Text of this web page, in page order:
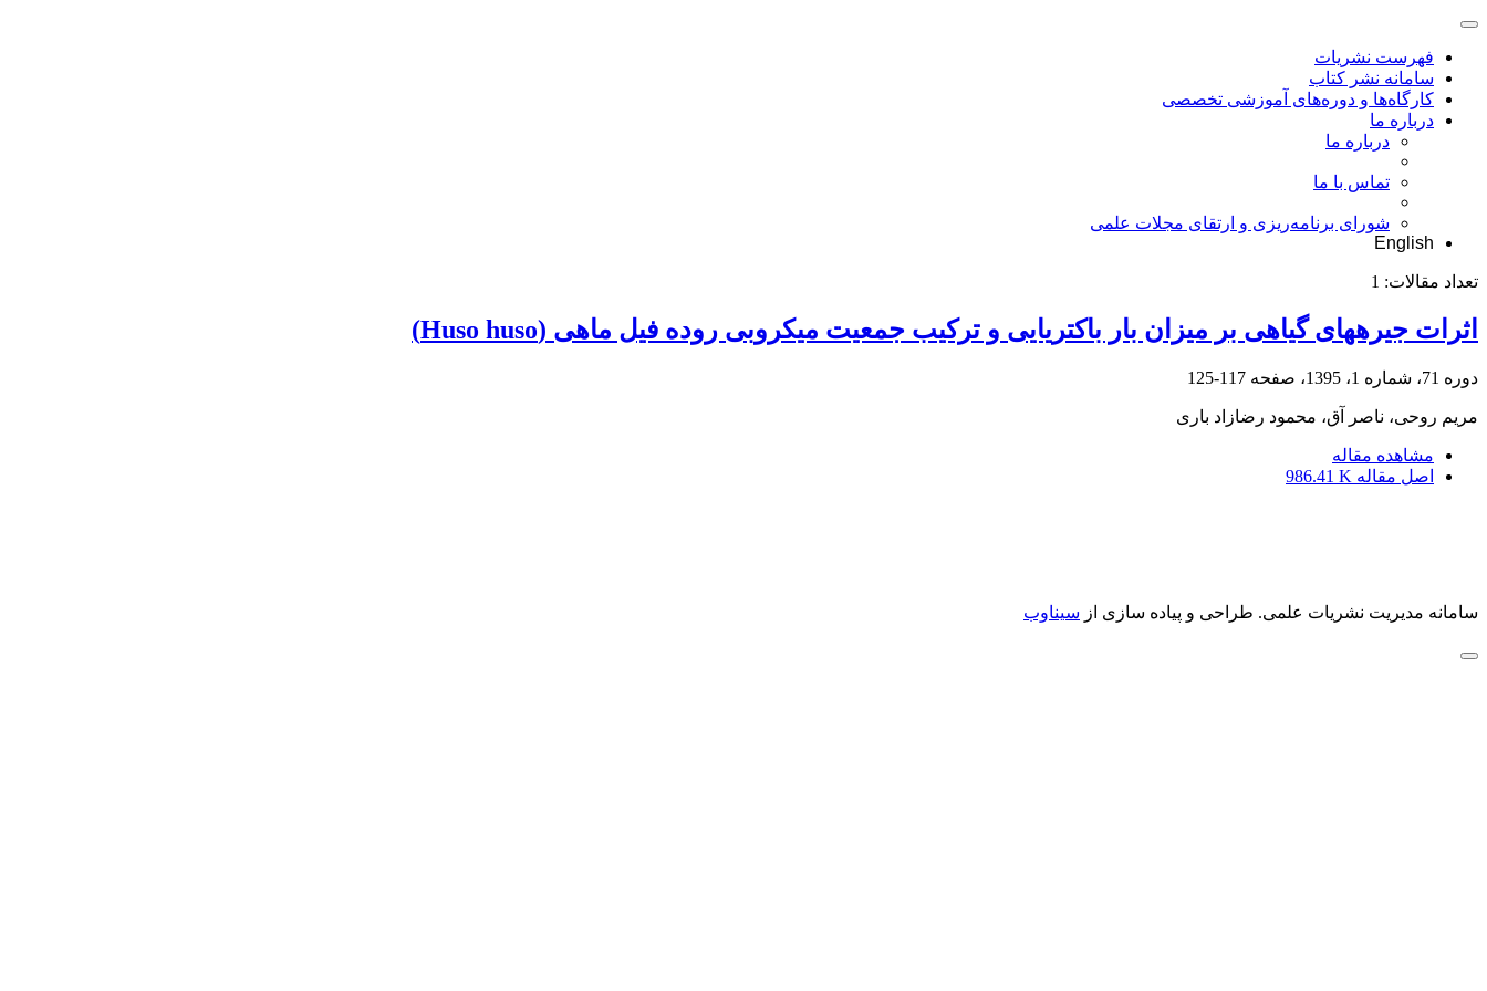
فهرست نشریات
سامانه نشر کتاب
کارگاه‌ها و دوره‌های آموزشی تخصصی
درباره ما
درباره ما
تماس با ما
شورای برنامه‌ریزی و ارتقای مجلات علمی
English
تعداد مقالات: 1
اثرات جیرههای گیاهی بر میزان بار باکتریایی و ترکیب جمعیت میکروبی روده فیل ماهی (Huso huso)
دوره 71، شماره 1، 1395، صفحه 117-125
مریم روحی، ناصر آق، محمود رضازاد باری
مشاهده مقاله
اصل مقاله 986.41 K
سامانه مدیریت نشریات علمی. طراحی و پیاده سازی از سیناوب